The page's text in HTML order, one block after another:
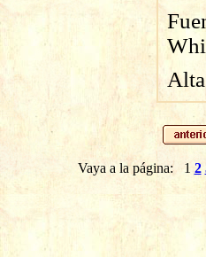
Vaya a la página: 1 2